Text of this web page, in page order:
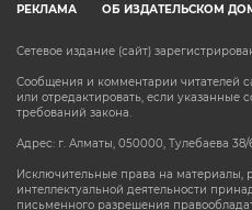
РЕКЛАМА ОБ ИЗДАТЕЛЬСКОМ
Сетевое издание (сайт)
Сообщения и комментарии читателей
или отредактировать, если
требований закона.
Адрес: г. Алматы, 050000, Тулебаева 38/
Исключительные права на материалы,
интеллектуальной деятельности
письменного разрешения